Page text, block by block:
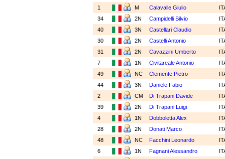
1
M Calavalle Giulio
34
2N Campidelli Silvio
40
3N Castellari Claudio
30
2N Castelli Antonio
31
2N Cavazzini Umberto
7
1N Civitareale Antonio
49
NC Clemente Pietro
44
3N Daniele Fabio
2
CM Di Trapani Davide
39
2N Di Trapani Luigi
4
1N Dobboletta Alex
28
2N Donati Marco
48
NC Facchini Leonardo
6
1N Fagnani Alessandro